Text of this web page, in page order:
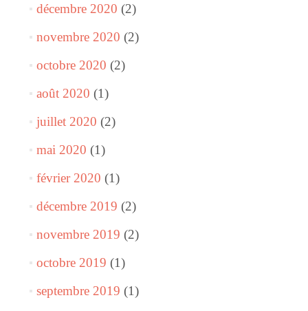
décembre 2020 (2)
novembre 2020 (2)
octobre 2020 (2)
août 2020 (1)
juillet 2020 (2)
mai 2020 (1)
février 2020 (1)
décembre 2019 (2)
novembre 2019 (2)
octobre 2019 (1)
septembre 2019 (1)